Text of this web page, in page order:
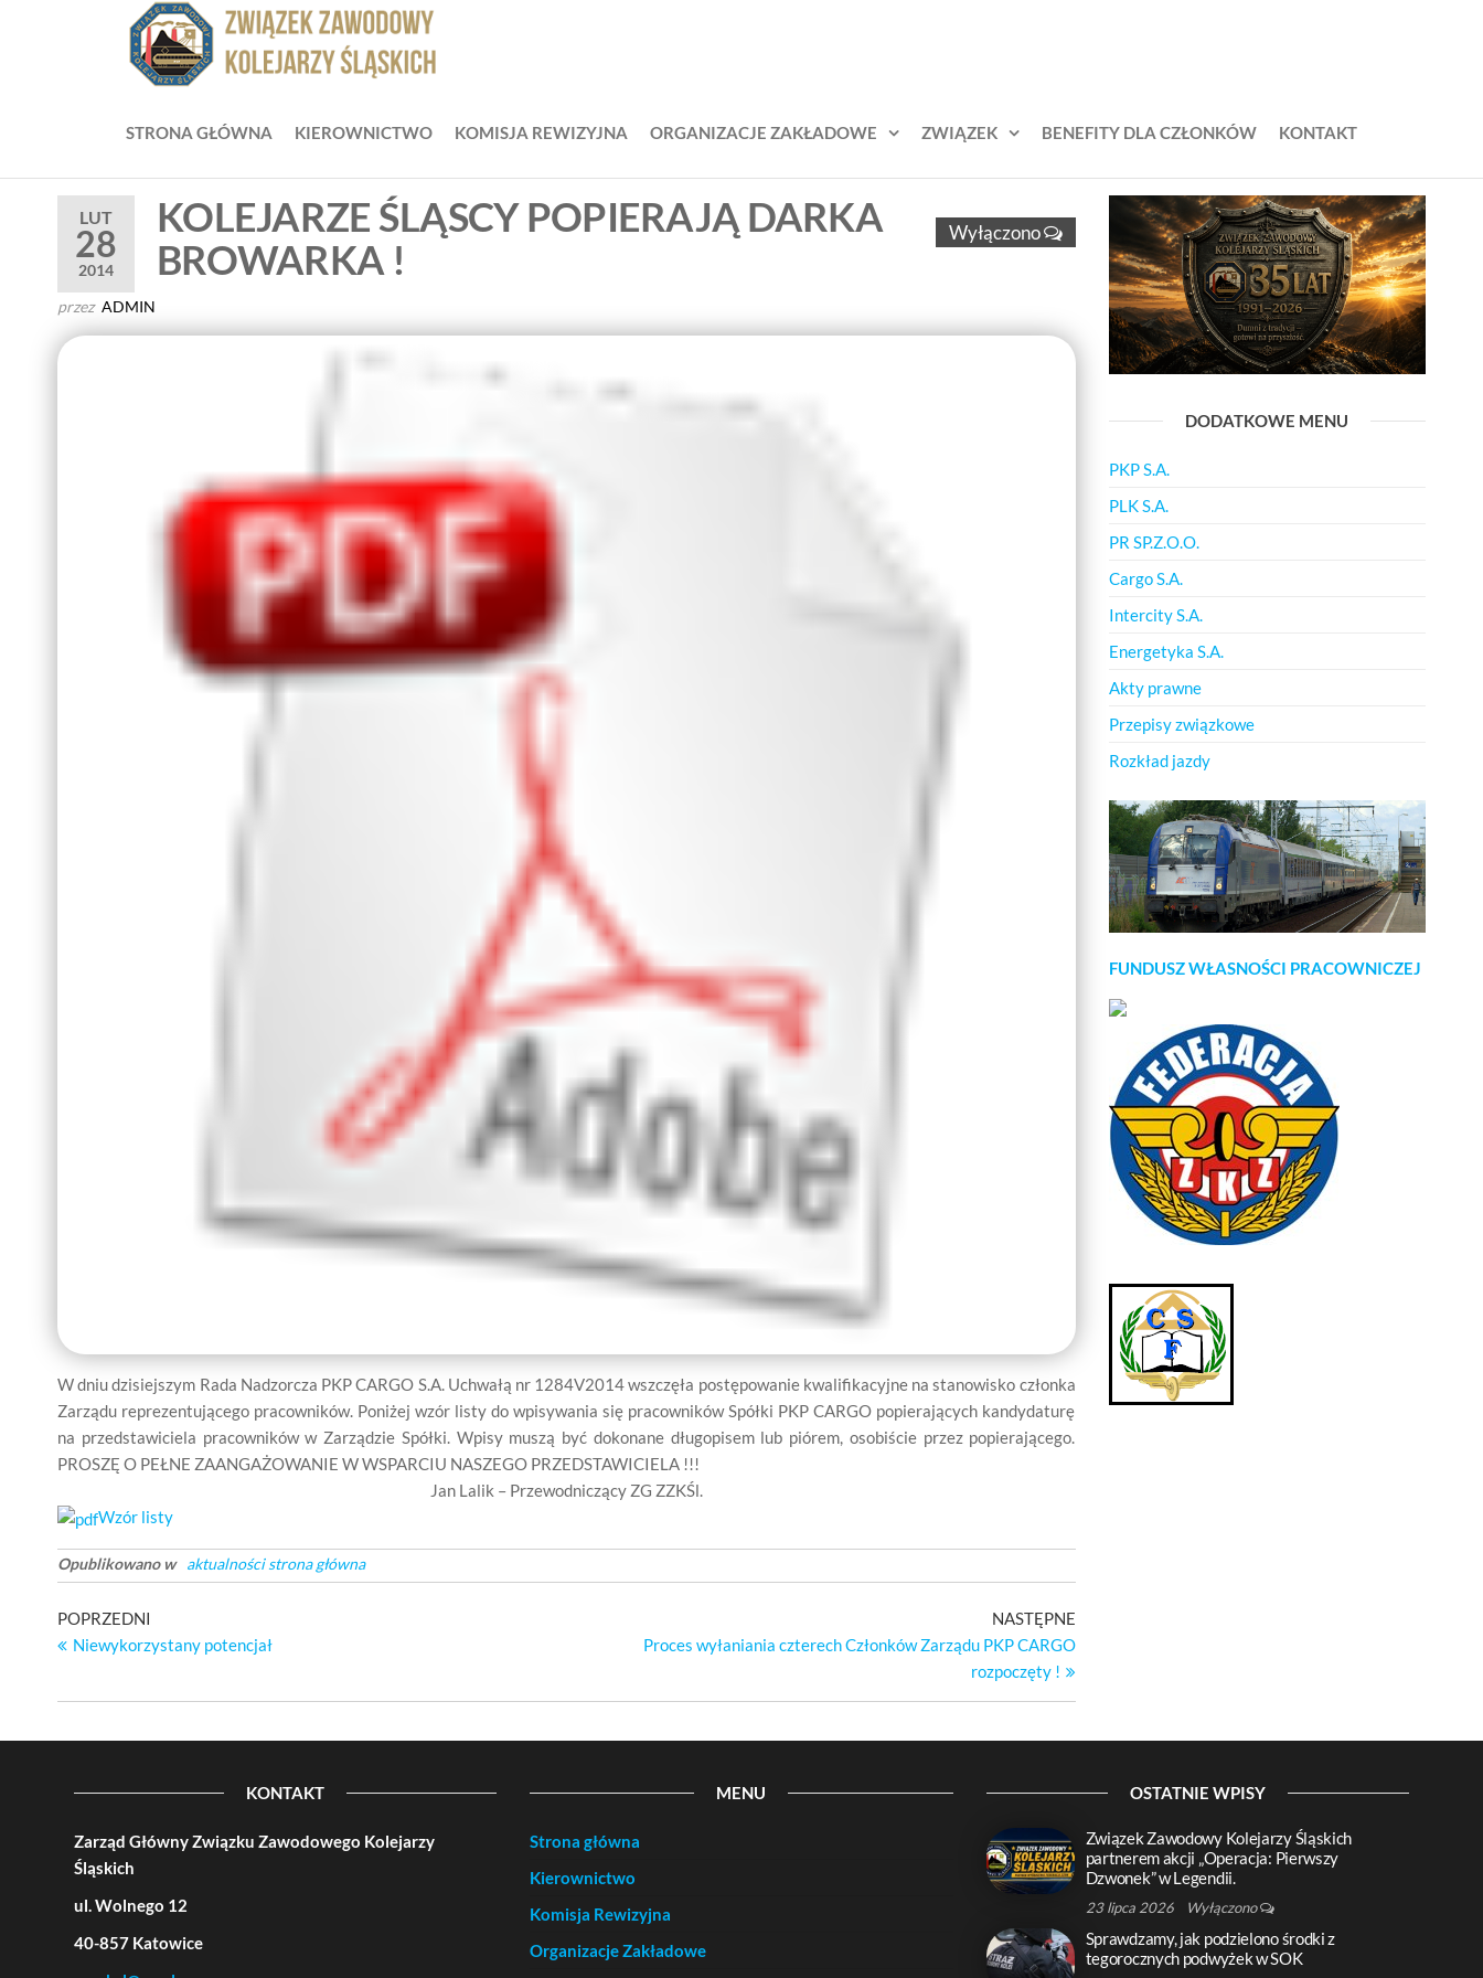
Zawodowy
Kolejarzy
Śląskich
Śląskich
STRONA GŁÓWNA KIEROWNICTWO KOMISJA REWIZYJNA ORGANIZACJE ZAKŁADOWE ZWIĄZEK BENEFITY DLA CZŁONKÓW KONTAKT
LUT
28
2014
Wyłączono
KOLEJARZE ŚLĄSCY POPIERAJĄ DARKA
BROWARKA !
przez ADMIN
W dniu dzisiejszym Rada Nadzorcza PKP CARGO S.A. Uchwałą nr 1284V2014 wszczęła postępowanie kwalifikacyjne na stanowisko członka
Zarządu reprezentującego pracowników. Poniżej wzór listy do wpisywania się pracowników Spółki PKP CARGO popierających kandydaturę
na przedstawiciela pracowników w Zarządzie Spółki. Wpisy muszą być dokonane długopisem lub piórem, osobiście przez popierającego.
PROSZĘ O PEŁNE ZAANGAŻOWANIE W WSPARCIU NASZEGO PRZEDSTAWICIELA !!!
Jan Lalik – Przewodniczący ZG ZZKŚl.
Wzór listy
Opublikowano w aktualności strona główna
Nawigacja
wpisu
Poprzedni
wpis
POPRZEDNI
Niewykorzystany potencjał
Następny
wpis
NASTĘPNE
Proces wyłaniania czterech Członków Zarządu PKP CARGO
rozpoczęty !
DODATKOWE MENU
PKP S.A.
PLK S.A.
PR SP.Z.O.O.
Cargo S.A.
Intercity S.A.
Energetyka S.A.
Akty prawne
Przepisy związkowe
Rozkład jazdy
FUNDUSZ WŁASNOŚCI PRACOWNICZEJ
KONTAKT
Zarząd Główny Związku Zawodowego Kolejarzy
Śląskich
ul. Wolnego 12
40-857 Katowice
MENU
Strona główna
Kierownictwo
Komisja Rewizyjna
Organizacje Zakładowe
OSTATNIE WPISY
Związek Zawodowy Kolejarzy Śląskich
partnerem akcji „Operacja: Pierwszy
Dzwonek” w Legendii.
23 lipca 2026 Wyłączono
Sprawdzamy, jak podzielono środki z
tegorocznych podwyżek w SOK